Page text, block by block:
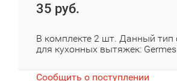
35 руб.
В комплекте 2 шт. Данный тип
для кухонных вытяжек:
Сообщить о поступлении